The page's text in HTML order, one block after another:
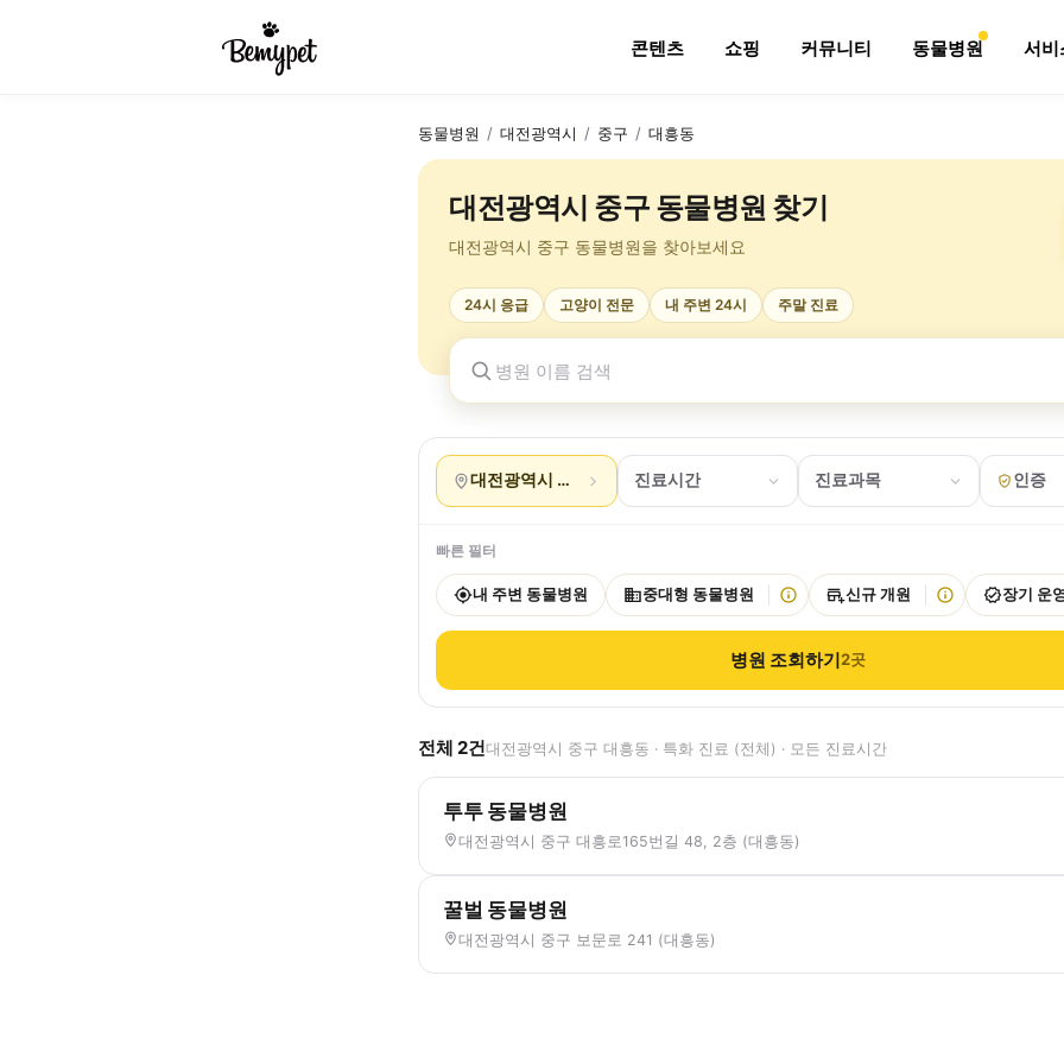
콘텐츠 쇼핑 커뮤니티 동물병원 서비
동물병원 / 대전광역시 / 중구 / 대흥동
대전광역시 중구 동물병원 찾기
대전광역시 중구 동물병원을 찾아보세요
24시 응급 고양이 전문 내 주변 24시 주말 진료
대전광역시 중구 대흥동진료시간 진료과목 인증
빠른 필터
내 주변 동물병원 중대형 동물병원 신규 개원 장기 운
병원 조회하기2곳
전체 2건대전광역시 중구 대흥동 · 특화 진료 (전체) · 모든 진료시간
투투 동물병원
대전광역시 중구 대흥로165번길 48, 2층 (대흥동)
꿀벌 동물병원
대전광역시 중구 보문로 241 (대흥동)